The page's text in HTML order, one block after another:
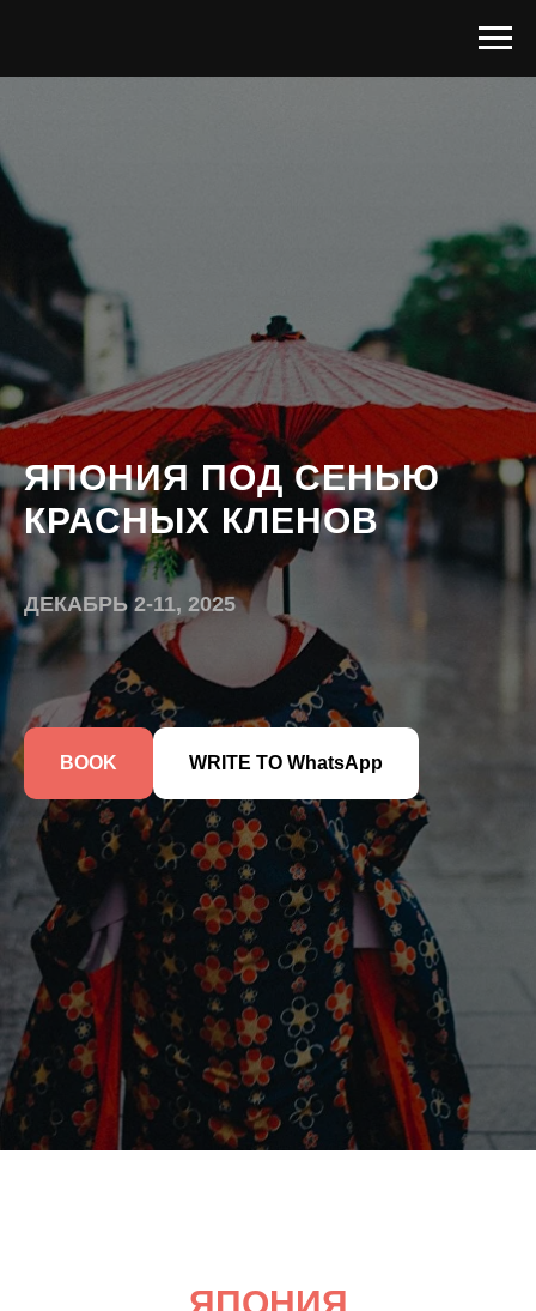
ЯПОНИЯ ПОД СЕНЬЮ
КРАСНЫХ КЛЕНОВ
ДЕКАБРЬ 2-11, 2025
BOOK WRITE TO WhatsApp